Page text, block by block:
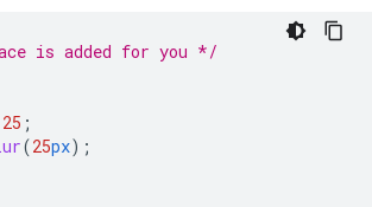
is added for you */
;
(25px);